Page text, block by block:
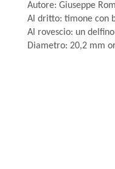
Autore: Giuseppe
Al dritto: timone con
Al rovescio: un delfino
Diametro: 20,2 mm